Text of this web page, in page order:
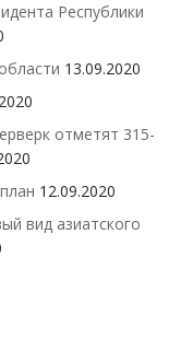
Республики
13.09.2020
отметят 315-
12.09.2020
вид азиатского